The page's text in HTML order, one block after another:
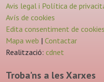
Avis legal i Política de
Avís de cookies
Edita consentiment de cookies
Mapa web | Contactar
Realització: cdnet
Troba'ns a les Xarxes